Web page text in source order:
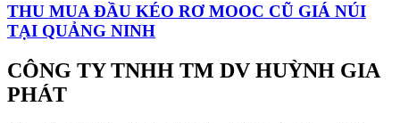
THU MUA ĐẦU KÉO RƠ MOOC CŨ GIÁ NÚI
TẠI QUẢNG NINH
CÔNG TY TNHH TM DV HUỲNH GIA
PHÁT